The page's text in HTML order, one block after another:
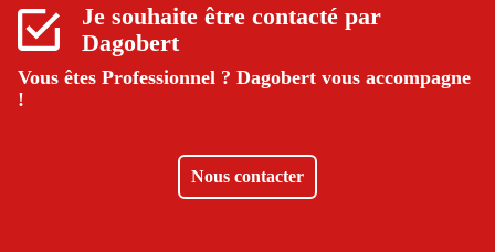
Je souhaite être contacté par
Dagobert
Vous êtes Professionnel ? Dagobert vous accompagne
!
Nous contacter